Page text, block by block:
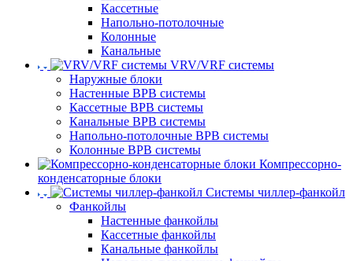
Кассетные
Напольно-потолочные
Колонные
Канальные
VRV/VRF системы
Наружные блоки
Настенные ВРВ системы
Кассетные ВРВ системы
Канальные ВРВ системы
Напольно-потолочные ВРВ системы
Колонные ВРВ системы
Компрессорно-
конденсаторные блоки
Системы чиллер-фанкойл
Фанкойлы
Настенные фанкойлы
Кассетные фанкойлы
Канальные фанкойлы